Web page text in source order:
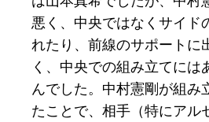
悪く、中央ではなくサイド
れたり、前線のサポートに
く、中央での組み立てには
んでした。中村憲剛が組み
たことで、相手（特にアル